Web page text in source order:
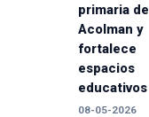
primaria de
Acolman y
fortalece
espacios
educativos
08-05-2026